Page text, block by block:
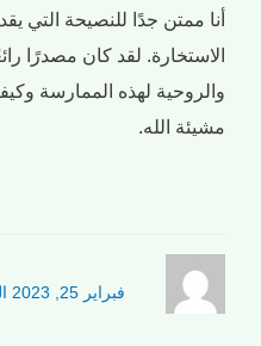
الاستخارة. لقد كان مصدرًا
والروحية لهذه الممارسة
مشيئة الله.
فبراير 25, 2023 الساعة 3:00 م